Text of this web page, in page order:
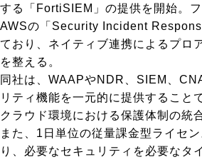
する「FortiSIEM」の提供を開始。
AWSの「Security Incident
ており、ネイティブ連携によるプロ
を整える。
同社は、WAAPやNDR、SIEM、
リティ機能を一元的に提供すること
クラウド環境における保護体制の統
また、1日単位の従量課金型ライセ
り、必要なセキュリティを必要なタ